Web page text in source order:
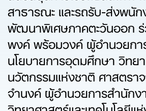
สาธารณะ และรถรับ-ส่งพนัก
พัฒนาพิเศษภาคตะวันออก
พงค์ พร้อมวงค์ ผู้อำนวยกา
นโยบายการอุดมศึกษา วิทย
นวัตกรรมแห่งชาติ ศาสตรา
จำนงค์ ผู้อำนวยการสำนัก